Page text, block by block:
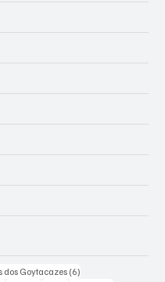
dos Goytacazes (6)